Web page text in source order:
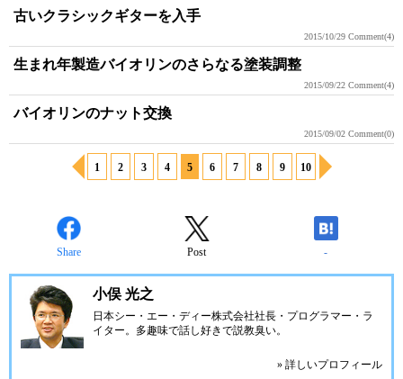
古いクラシックギターを入手
2015/10/29 Comment(4)
生まれ年製造バイオリンのさらなる塗装調整
2015/09/22 Comment(4)
バイオリンのナット交換
2015/09/02 Comment(0)
1 2 3 4 5 6 7 8 9 10
Share Post -
小俣 光之
日本シー・エー・ディー株式会社社長・プログラマー・ラ
イター。多趣味で話し好きで説教臭い。
» 詳しいプロフィール